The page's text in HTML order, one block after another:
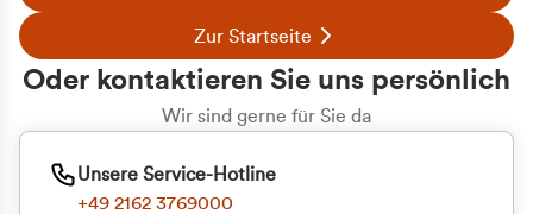
Zur Startseite
Oder kontaktieren Sie uns persönlich
Wir sind gerne für Sie da
Unsere Service-Hotline
+49 2162 3769000